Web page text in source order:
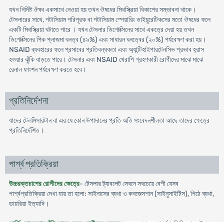
যখন নির্দিষ্ট ঔষধ একসাথে নেওয়া হয় তখন ঔষধের মিথস্ক্রিয়া বিকাশের সম্ভাবনা থাকে।
টেসলারের সাথে, পটাসিয়াম পরিপূরক বা পটাসিয়াম স্পেয়ারিং ডাইয়ুরেটিকসের মতো ঔষধের ফলে
একটি মিথস্ক্রিয়া ঘটাতে পারে । যখন টেসলার ডিগোক্সিনের সাথে একত্রে দেয়া হয় তখন
ডিগোক্সিনের পিক প্লাজমা ঘনত্ব (৪৯%) এবং সাধারন ঘনত্বের (২০%) পর্যবেক্ষণ করা হয়।
NSAID ব্যবহারের ফলে প্রসাবের প্রতিবন্ধকতা এবং অ্যান্টিহাইপারটেনসিভ প্রভাব হ্রাস
হওয়ার ঝুঁকি বাড়তে পারে। টেসলার এবং NSAID থেরাপি গ্রহণকারী রোগীদের মাঝে মাঝে
রেনাল ফাংশন পর্যবেক্ষণ করতে হবে।
প্রতিনির্দেশনা
যাদের টেলমিসারটান বা এর যে কোন উপাদানের প্রতি অতি সংবেদনশীলতা আছে তাদের ক্ষেত্রে
প্রতিনির্দেশিত।
পার্শ্ব প্রতিক্রিয়া
উচ্চরক্তচাপের রোগীদের ক্ষেত্রে- টেসলার ট্যাবলেট সেবনে সবচেয়ে বেশী যেসব
পার্শ্বপ্রতিক্রিয়া দেখা যায় তা হলো: সাইনাসের ব্যথা ও কনজেসশান (সাইনুসাইটিস), পিঠে ব্যথা,
ডায়রিয়া ইত্যাদি।